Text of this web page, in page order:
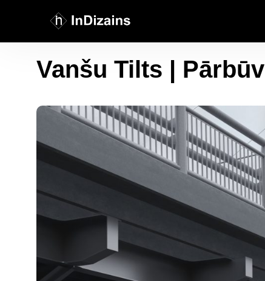
Vanšu Tilts |